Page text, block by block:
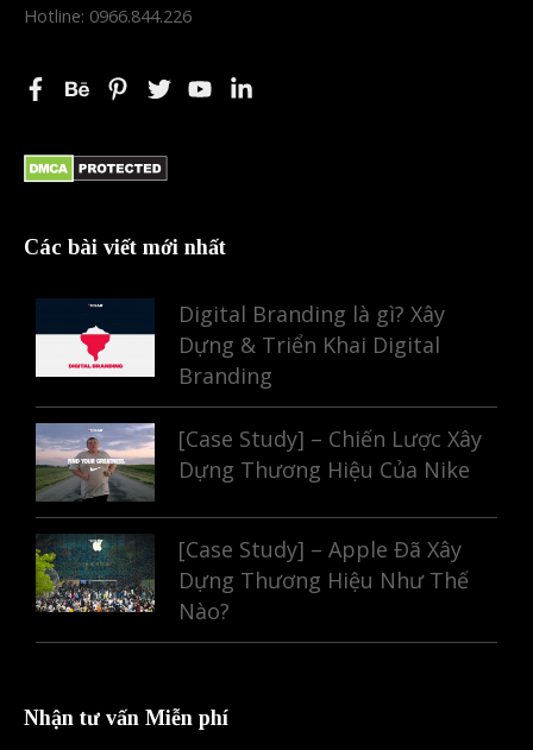
Hotline: 0966.844.226
Các bài viết mới nhất
Digital Branding là gì? Xây
Dựng & Triển Khai Digital
Branding
[Case Study] – Chiến Lược Xây
Dựng Thương Hiệu Của Nike
[Case Study] – Apple Đã Xây
Dựng Thương Hiệu Như Thế
Nào?
Nhận tư vấn Miễn phí